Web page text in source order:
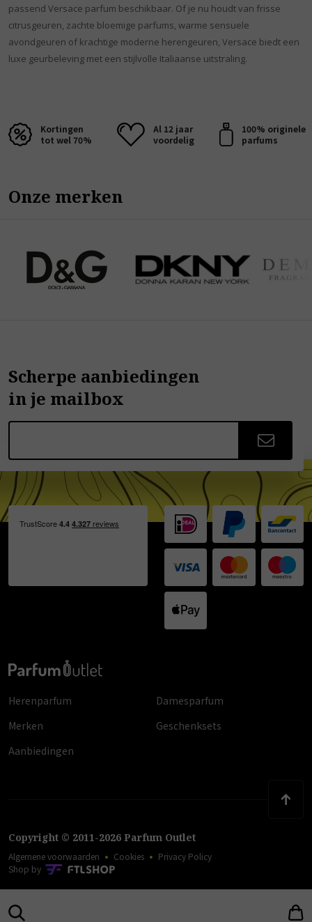
passend Versace parfum beschikbaar. Of je nu houdt van frisse
citrusgeuren, zachte bloemige parfums, warme sensuele
avondgeuren of krachtige moderne herengeuren, Versace biedt een
luxe geurbeleving met een stijlvolle Italiaanse uitstraling.
Kortingen
tot wel 70%
Al 12 jaar
voordelig
100% originele
parfums
Onze merken
Scherpe aanbiedingen
in je mailbox
Herenparfum
Damesparfum
Merken
Geschenksets
Aanbiedingen
Copyright © 2011-2026 Parfum Outlet
Algemene voorwaarden Cookies
Privacy Policy
Shop by